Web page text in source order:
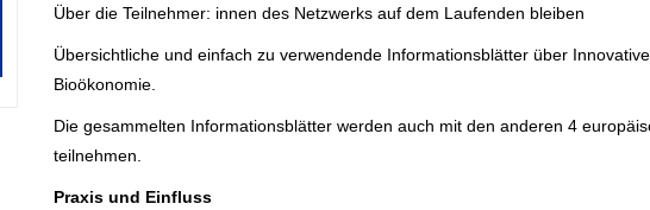
Über die Teilnehmer: innen des Netzwerks auf dem Laufenden bleiben
Übersichtliche und einfach zu verwendende Informationsblätter über
Bioökonomie.
Die gesammelten Informationsblätter werden auch mit den anderen 4
teilnehmen.
Praxis und Einfluss